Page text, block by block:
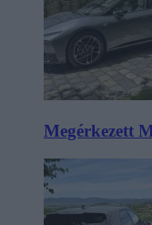
Megérkezett